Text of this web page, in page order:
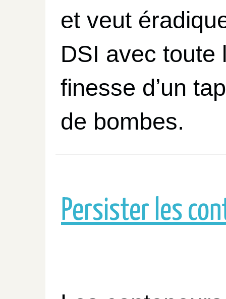
et veut
DSI avec toute
finesse d’un
de bombes.
Persister les